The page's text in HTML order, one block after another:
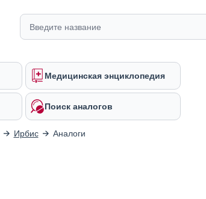
Медицинская энциклопедия
Поиск аналогов
Ирбис Аналоги